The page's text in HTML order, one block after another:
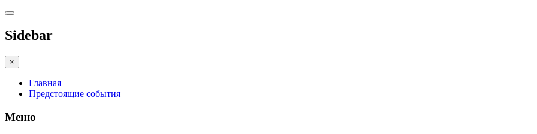
Sidebar
×
Главная
Предстоящие события
Меню